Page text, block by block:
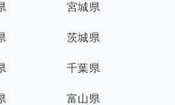
宮城県
茨城県
千葉県
富山県